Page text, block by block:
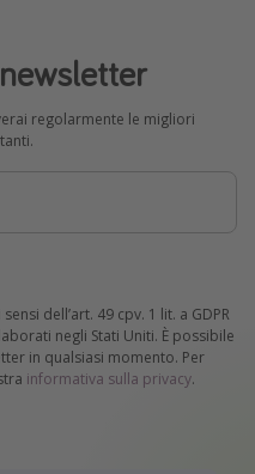
regolarmente le migliori
dell’art. 49 cpv. 1 lit. a GDPR
negli Stati Uniti. È possibile
in qualsiasi momento. Per
informativa sulla privacy.